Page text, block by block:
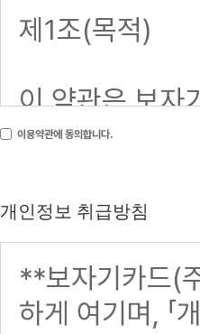
이용약관에 동의합니다.
개인정보 취급방침